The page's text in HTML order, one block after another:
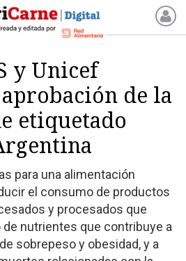
y Unicef
de la
etiquetado
para una alimentación
el consumo de productos
y procesados que
nutrientes que contribuye a
sobrepeso y obesidad, y a